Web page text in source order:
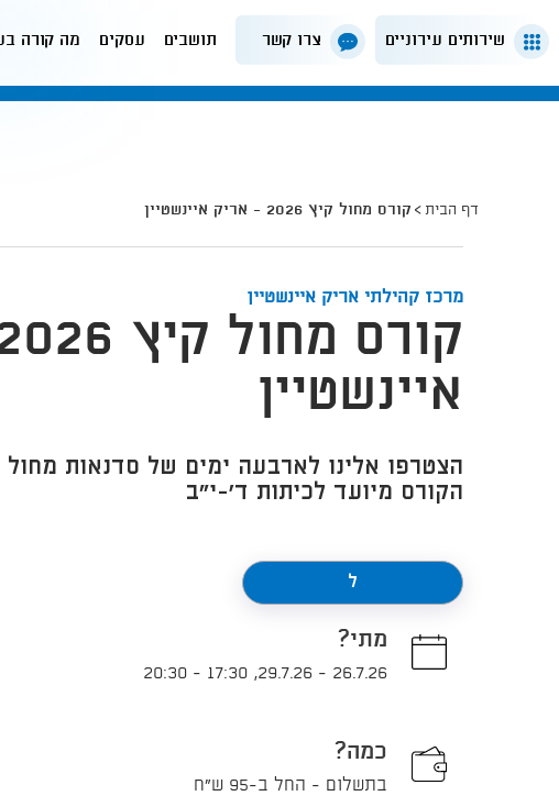
שירותים עירוניים צרו קשר תושבים עסקים מה קורה
דף הבית קורס מחול קיץ 2026 - אריק איינשטיין
מרכז קהילתי אריק איינשטיין
איינשטיין
הצטרפו אלינו לארבעה ימים של סדנאות מחול
הקורס מיועד לכיתות ד'-י"ב
ל
מתי?
26.7.26
-
29.7.26
,
17:30
-
20:30
כמה?
בתשלום - החל ב-95 ש"ח